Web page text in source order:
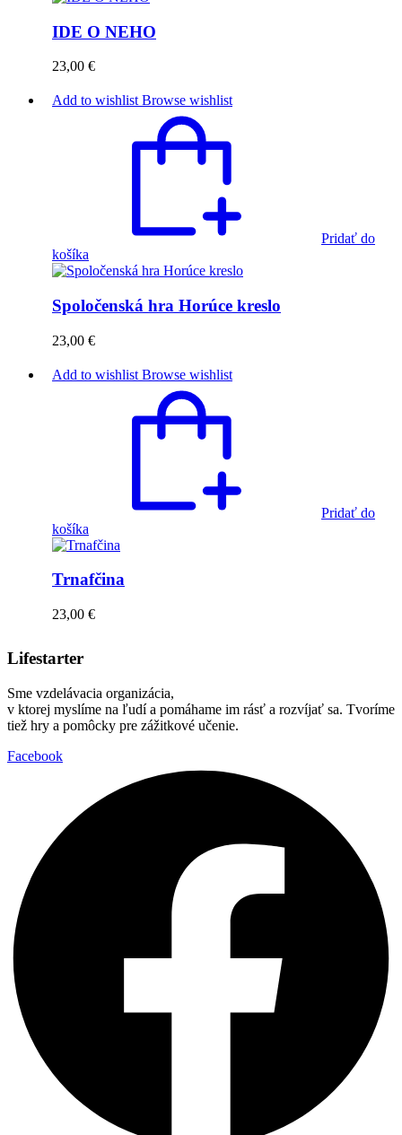
IDE O NEHO
23,00 €
Add to wishlist Browse wishlist
Pridať do
košíka
Spoločenská hra Horúce kreslo
23,00 €
Add to wishlist Browse wishlist
Pridať do
košíka
Trnafčina
23,00 €
Lifestarter
Sme vzdelávacia organizácia,
v ktorej myslíme na ľudí a pomáhame im rásť a rozvíjať sa. Tvoríme
tiež hry a pomôcky pre zážitkové učenie.
Facebook